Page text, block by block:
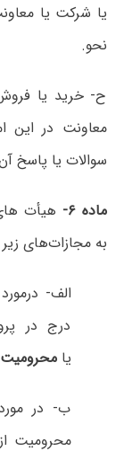
یا شرکت یا
نحو.
ح- خرید یا
معاونت در این
سوالات یا پاسخ
ماده ۶-
هیأت
به مجازات‌های زیر
درج در
یا
محرومیت